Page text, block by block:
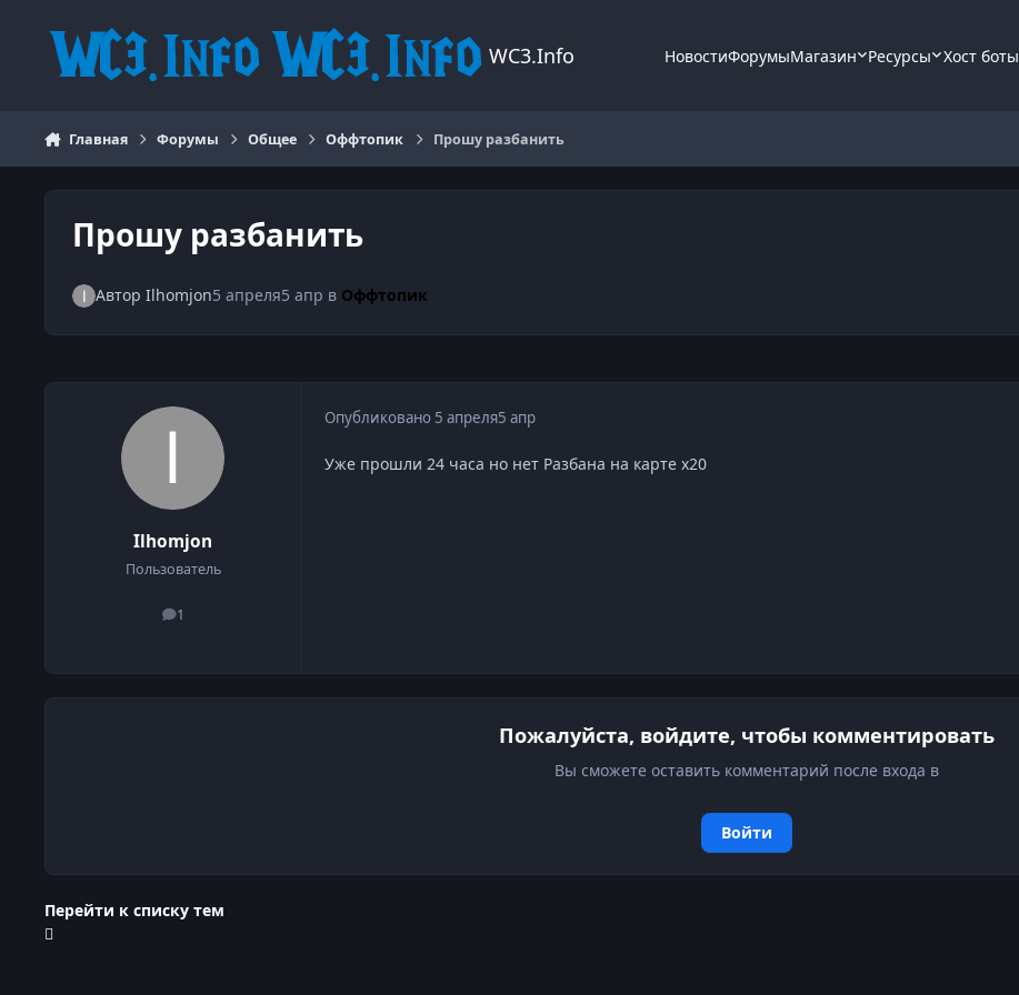
WC3.Info НовостиФорумыМагазин Ресурсы Хост боты
Главная Форумы Общее Оффтопик Прошу разбанить
Прошу разбанить
Автор Ilhomjon5 апреля5 апр в Оффтопик
Ilhomjon
Пользователь
1
сообщения
Опубликовано 5 апреля5 апр
Уже прошли 24 часа но нет Разбана на карте х20
Пожалуйста, войдите, чтобы комментировать
Вы сможете оставить комментарий после входа в
Войти
Перейти к списку тем